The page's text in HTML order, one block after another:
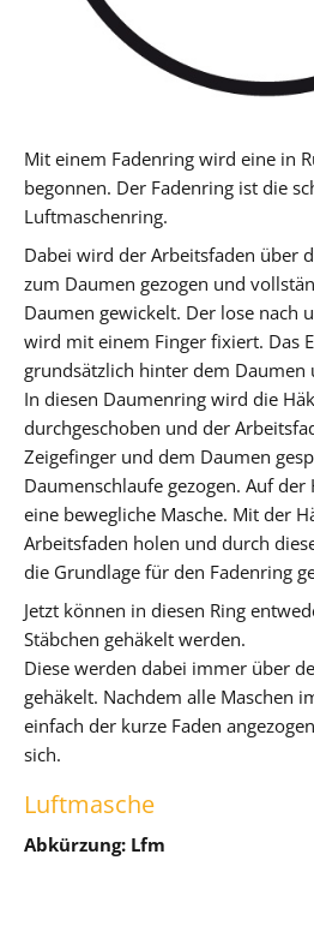
Mit einem Fadenring wird eine in
begonnen. Der Fadenring ist die
Luftmaschenring.
Dabei wird der Arbeitsfaden über
zum Daumen gezogen und
Daumen gewickelt. Der lose nach
wird mit einem Finger fixiert. Das
grundsätzlich hinter dem Daumen
In diesen Daumenring wird die
durchgeschoben und der
Zeigefinger und dem Daumen
Daumenschlaufe gezogen. Auf
eine bewegliche Masche. Mit der
Arbeitsfaden holen und durch
die Grundlage für den Fadenring
Jetzt können in diesen Ring
Stäbchen gehäkelt werden.
Diese werden dabei immer über
gehäkelt. Nachdem alle Maschen
einfach der kurze Faden
sich.
Luftmasche
Abkürzung: Lfm